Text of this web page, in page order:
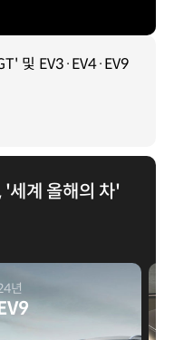
및 EV3·EV4·EV9
'세계 올해의 차'
년